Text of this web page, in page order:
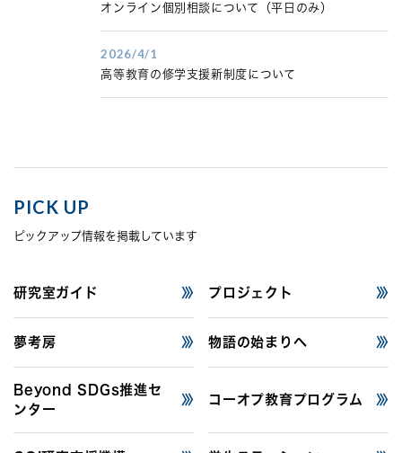
オンライン個別相談について（平日のみ）
2026/4/1
高等教育の修学支援新制度について
PICK UP
ピックアップ情報を掲載しています
研究室ガイド プロジェクト
夢考房 物語の始まりへ
Beyond SDGs推進セ
ンター
コーオプ教育プログラム